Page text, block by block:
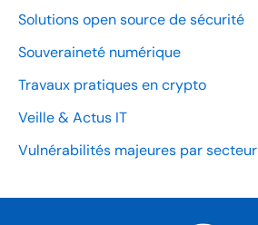
Solutions open source de sécurité
Souveraineté numérique
Travaux pratiques en crypto
Veille & Actus IT
Vulnérabilités majeures par secteur